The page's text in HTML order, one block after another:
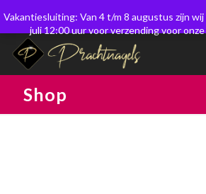
Shop
Vakantiesluiting: Van 4 t/m 8 augustus zijn
juli 12:00 uur voor verzending voor